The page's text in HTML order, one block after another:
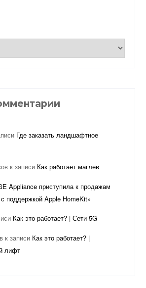
Где заказать ландшафтное
к записи Как работает маглев
Appliance приступила к продажам
поддержкой Apple HomeKit»
Как это работает? | Сети 5G
к записи Как это работает? |
лифт